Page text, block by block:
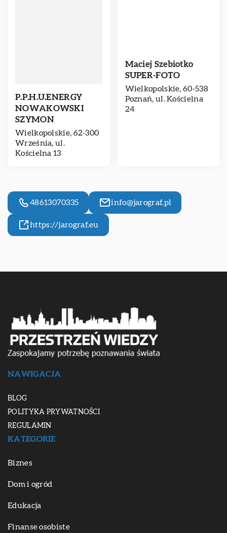
P.P.H.U.ENERGY
NOWAKOWSKI
SZYMON
Wielkopolskie, 62-300
Września, ul.
Kościelna 13
Maciej Szebiotko
SUPER-FOTO
Wielkopolskie, 60-538
Poznań, ul. Kościelna
24
48613070335 info@jarograf.pl
https://jarograf.eu
NAWIGACJA
BLOG
POLITYKA PRYWATNOŚCI
REGULAMIN
KATEGORIE
Biznes
Dom i ogród
Edukacja
Finanse osobiste